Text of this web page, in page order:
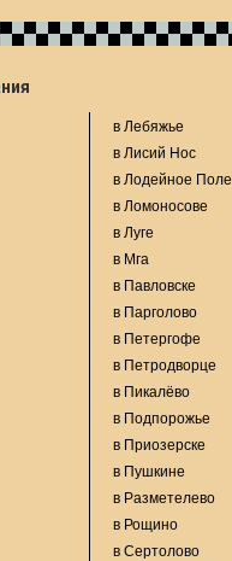
в Лебяжье
в Лисий Нос
в Лодейное Поле
в Ломоносове
в Луге
в Мга
в Павловске
в Парголово
в Петергофе
в Петродворце
в Пикалёво
в Подпорожье
в Приозерске
в Пушкине
в Разметелево
в Рощино
в Сертолово